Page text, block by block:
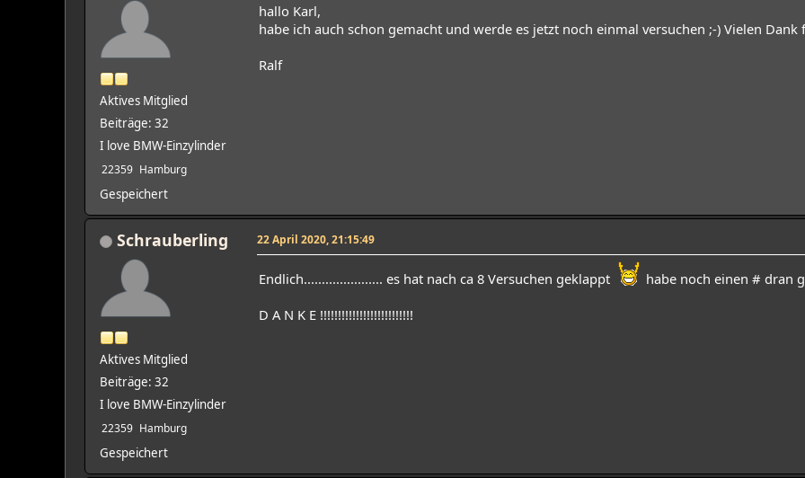
Aktives Mitglied
Beiträge: 32
I love BMW-Einzylinder
22359 Hamburg
Gespeichert
hallo Karl,
habe ich auch schon gemacht und werde es jetzt noch einmal versuchen ;-) Vielen
Ralf
Schrauberling
Aktives Mitglied
Beiträge: 32
I love BMW-Einzylinder
22359 Hamburg
Gespeichert
22 April 2020, 21:15:49
Endlich...................... es hat nach ca 8 Versuchen geklappt
habe noch einen # dran
D A N K E !!!!!!!!!!!!!!!!!!!!!!!!!!